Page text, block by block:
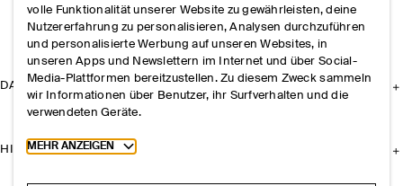
DAS UNTERNEHMEN
HILFE
volle Funktionalität unserer Website zu gewährleisten, deine
Nutzererfahrung zu personalisieren, Analysen durchzuführen
und personalisierte Werbung auf unseren Websites, in
unseren Apps und Newslettern im Internet und über Social-
Media-Plattformen bereitzustellen. Zu diesem Zweck sammeln
wir Informationen über Benutzer, ihr Surfverhalten und die
verwendeten Geräte.
Toggle more cookie information
MEHR ANZEIGEN